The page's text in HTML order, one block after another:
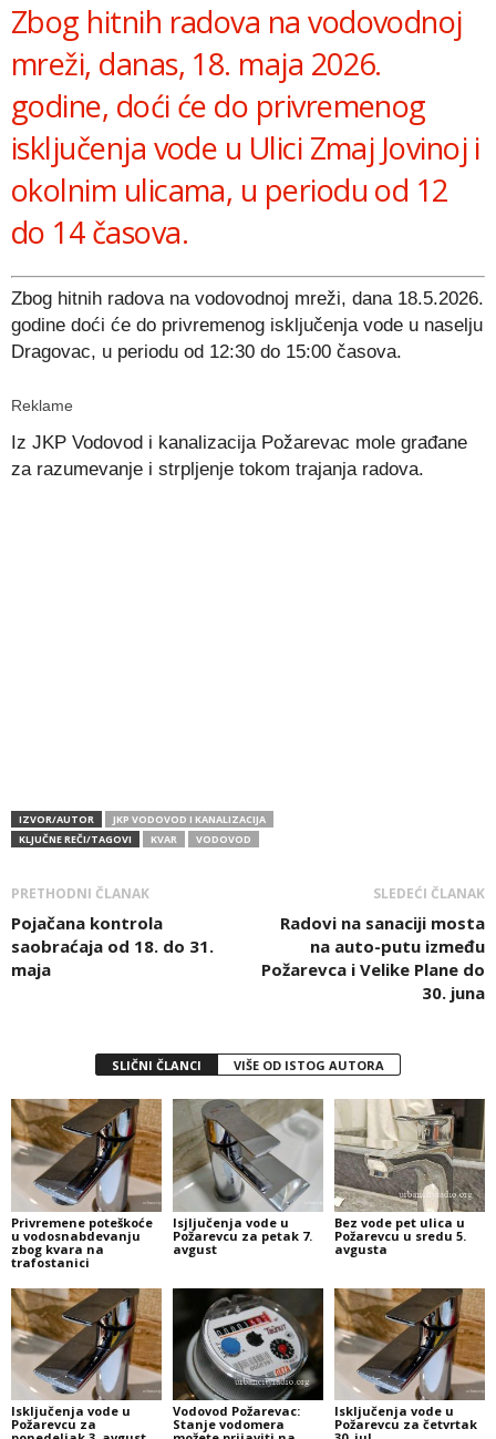
Zbog hitnih radova na vodovodnoj
mreži, danas, 18. maja 2026.
godine, doći će do privremenog
isključenja vode u Ulici Zmaj Jovinoj i
okolnim ulicama, u periodu od 12
do 14 časova.
Zbog hitnih radova na vodovodnoj mreži, dana 18.5.2026.
godine doći će do privremenog isključenja vode u naselju
Dragovac, u periodu od 12:30 do 15:00 časova.
Reklame
Iz JKP Vodovod i kanalizacija Požarevac mole građane
za razumevanje i strpljenje tokom trajanja radova.
IZVOR/AUTOR
JKP VODOVOD I KANALIZACIJA
KLJUČNE REČI/TAGOVI
KVAR VODOVOD
PRETHODNI ČLANAK
Pojačana kontrola
saobraćaja od 18. do 31.
maja
SLEDEĆI ČLANAK
Radovi na sanaciji mosta
na auto-putu između
Požarevca i Velike Plane do
30. juna
SLIČNI ČLANCI VIŠE OD ISTOG AUTORA
Privremene poteškoće
u vodosnabdevanju
zbog kvara na
trafostanici
Isjljučenja vode u
Požarevcu za petak 7.
avgust
Bez vode pet ulica u
Požarevcu u sredu 5.
avgusta
Isključenja vode u
Požarevcu za
Vodovod Požarevac:
Stanje vodomera
Isključenja vode u
Požarevcu za četvrtak